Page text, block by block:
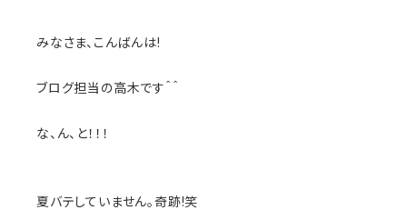
みなさま、こんばんは!
ブログ担当の高木です＾＾
な、ん、と！！！
夏バテしていません。奇跡!笑